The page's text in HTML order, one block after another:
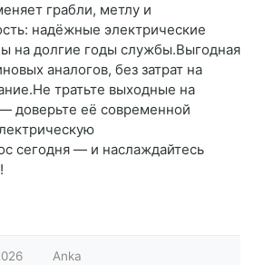
грабли, метлу и
надёжные электрические
на долгие годы службы.Выгодная
аналогов, без затрат на
тратьте выходные на
доверьте её современной
сегодня — и наслаждайтесь
Anka